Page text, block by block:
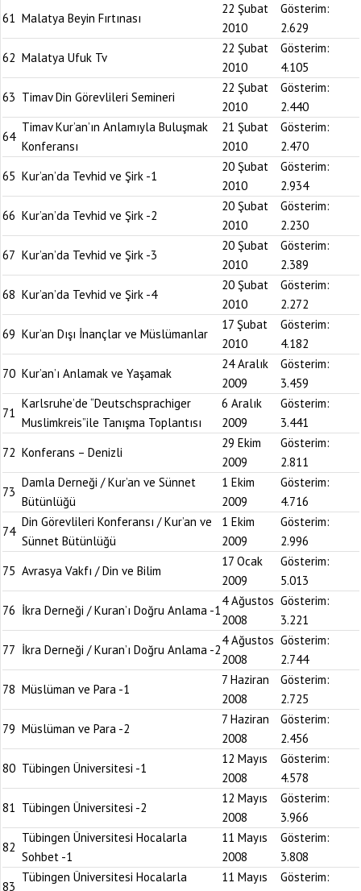
61 Malatya Beyin Fırtınası
22 Şubat
2010
Gösterim:
2.629
62 Malatya Ufuk Tv
22 Şubat
2010
Gösterim:
4.105
63 Timav Din Görevlileri Semineri
22 Şubat
2010
Gösterim:
2.440
64
Timav Kur’an’ın Anlamıyla Buluşmak
Konferansı
21 Şubat
2010
Gösterim:
2.470
65 Kur’an’da Tevhid ve Şirk -1
20 Şubat
2010
Gösterim:
2.934
66 Kur’an’da Tevhid ve Şirk -2
20 Şubat
2010
Gösterim:
2.230
67 Kur’an’da Tevhid ve Şirk -3
20 Şubat
2010
Gösterim:
2.389
68 Kur’an’da Tevhid ve Şirk -4
20 Şubat
2010
Gösterim:
2.272
69 Kur’an Dışı İnançlar ve Müslümanlar
17 Şubat
2010
Gösterim:
4.182
70 Kur’an’ı Anlamak ve Yaşamak
24 Aralık
2009
Gösterim:
3.459
71
Karlsruhe’de “Deutschsprachiger
Muslimkreis”ile Tanışma Toplantısı
6 Aralık
2009
Gösterim:
3.441
72 Konferans – Denizli
29 Ekim
2009
Gösterim:
2.811
73
Damla Derneği / Kur’an ve Sünnet
Bütünlüğü
1 Ekim
2009
Gösterim:
4.716
74
Din Görevlileri Konferansı / Kur’an ve
Sünnet Bütünlüğü
1 Ekim
2009
Gösterim:
2.996
75 Avrasya Vakfı / Din ve Bilim
17 Ocak
2009
Gösterim:
5.013
76 İkra Derneği / Kuran’ı Doğru Anlama -1
4 Ağustos
2008
Gösterim:
3.221
77 İkra Derneği / Kuran’ı Doğru Anlama -2
4 Ağustos
2008
Gösterim:
2.744
78 Müslüman ve Para -1
7 Haziran
2008
Gösterim:
2.725
79 Müslüman ve Para -2
7 Haziran
2008
Gösterim:
2.456
80 Tübingen Üniversitesi -1
12 Mayıs
2008
Gösterim:
4.578
81 Tübingen Üniversitesi -2
12 Mayıs
2008
Gösterim:
3.966
82
Tübingen Üniversitesi Hocalarla
Sohbet -1
11 Mayıs
2008
Gösterim:
3.808
83
Tübingen Üniversitesi Hocalarla
11 Mayıs
Gösterim: